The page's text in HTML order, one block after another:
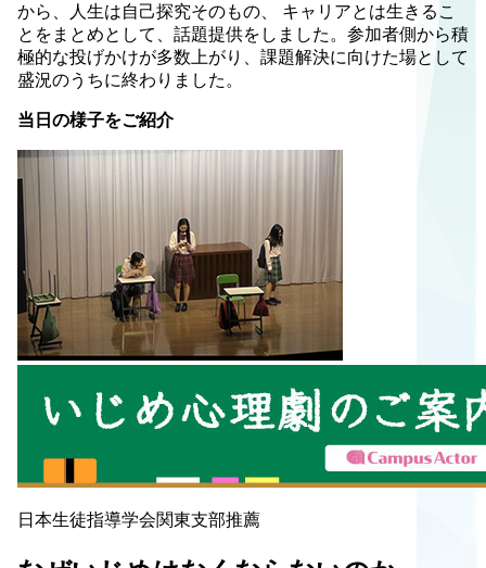
から、人生は自己探究そのもの、 キャリアとは生きるこ
とをまとめとして、話題提供をしました。参加者側から積
極的な投げかけが多数上がり、課題解決に向けた場として
盛況のうちに終わりました。
当日の様子をご紹介
日本生徒指導学会関東支部推薦